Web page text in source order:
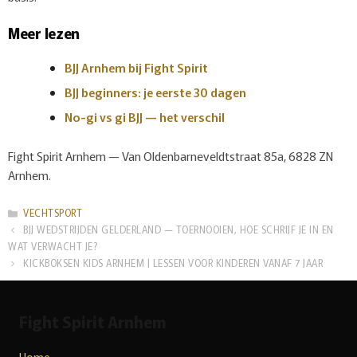
Meer lezen
BJJ Arnhem bij Fight Spirit
BJJ beginners: je eerste 30 dagen
No-gi vs gi BJJ — het verschil
Fight Spirit Arnhem — Van Oldenbarneveldtstraat 85a, 6828 ZN
Arnhem.
CATEGORIEËN
VECHTSPORT
BJJ WEDSTRIJDEN GELDERLAND — TOERNOOIEN, HOE SCHRIJF JE IN EN
WAT VERWACHT JE?
KICKBOKSEN KIDS ARNHEM | LESSEN VOOR KINDEREN VANAF 7 JAAR